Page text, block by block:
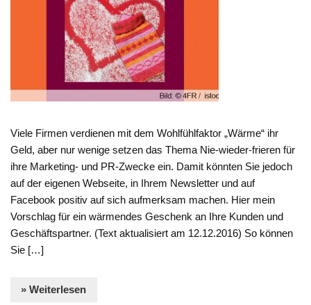
Viele Firmen verdienen mit dem Wohlfühlfaktor „Wärme“ ihr
Geld, aber nur wenige setzen das Thema Nie-wieder-frieren für
ihre Marketing- und PR-Zwecke ein. Damit könnten Sie jedoch
auf der eigenen Webseite, in Ihrem Newsletter und auf
Facebook positiv auf sich aufmerksam machen. Hier mein
Vorschlag für ein wärmendes Geschenk an Ihre Kunden und
Geschäftspartner. (Text aktualisiert am 12.12.2016) So können
Sie […]
» Weiterlesen